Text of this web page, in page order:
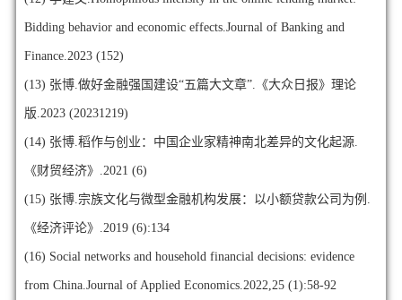
Bidding behavior and economic effects.Journal of Banking and
Finance.2023 (152)
(13) 张博.做好金融强国建设“五篇大文章”.《大众日报》理论
版.2023 (20231219)
(14) 张博.稻作与创业：中国企业家精神南北差异的文化起源.
《财贸经济》.2021 (6)
(15) 张博.宗族文化与微型金融机构发展：以小额贷款公司为例.
《经济评论》.2019 (6):134
(16) Social networks and household financial decisions: evidence
from China.Journal of Applied Economics.2022,25 (1):58-92